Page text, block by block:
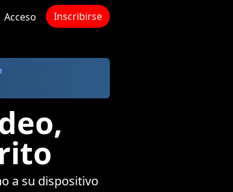
Acceso Inscribirse
a su dispositivo